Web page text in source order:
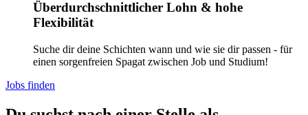
Überdurchschnittlicher Lohn & hohe
Flexibilität
Suche dir deine Schichten wann und wie sie dir passen - für
einen sorgenfreien Spagat zwischen Job und Studium!
Jobs finden